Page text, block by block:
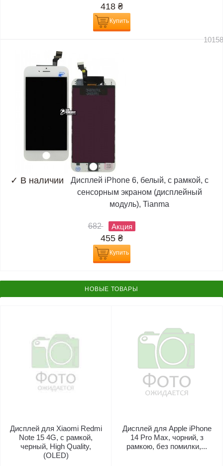
418 ₴
Купить
✓ В наличии
Дисплей iPhone 6, белый, с рамкой, с
сенсорным экраном (дисплейный
модуль), Tianma
682 Акция
455 ₴
Купить
НОВЫЕ ТОВАРЫ
Дисплей для Xiaomi Redmi
Note 15 4G, с рамкой,
черный, High Quality,
(OLED)
Дисплей для Apple iPhone
14 Pro Max, чорний, з
рамкою, без помилки,...